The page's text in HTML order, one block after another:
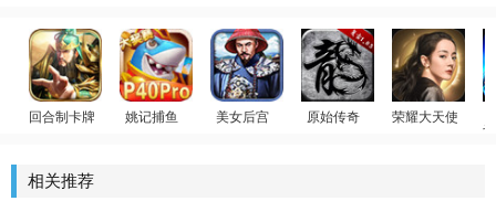
回合制卡牌
姚记捕鱼
美女后宫
原始传奇
荣耀大天使
相关推荐